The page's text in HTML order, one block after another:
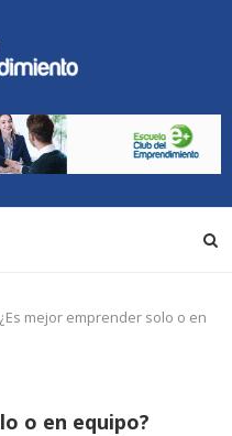
¿Es mejor emprender solo o en
o en equipo?